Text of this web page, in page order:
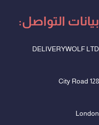
بيانات التواصل:
DELIVERYWOLF LTD
128 City Road
London